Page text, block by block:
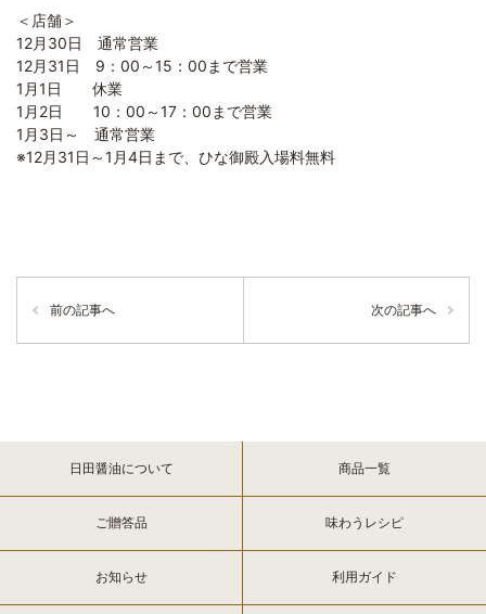
＜店舗＞
12月30日 通常営業
12月31日 9：00～15：00まで営業
1月1日 休業
1月2日 10：00～17：00まで営業
1月3日～ 通常営業
※12月31日～1月4日まで、ひな御殿入場料無料
前の記事へ 次の記事へ
日田醤油について 商品一覧
ご贈答品 味わうレシピ
お知らせ 利用ガイド